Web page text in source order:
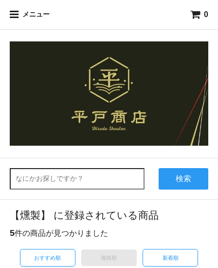
メニュー 0
検索
【燻製】 に登録されている商品
5件の商品が見つかりました
おすすめ順 価格順 新着順